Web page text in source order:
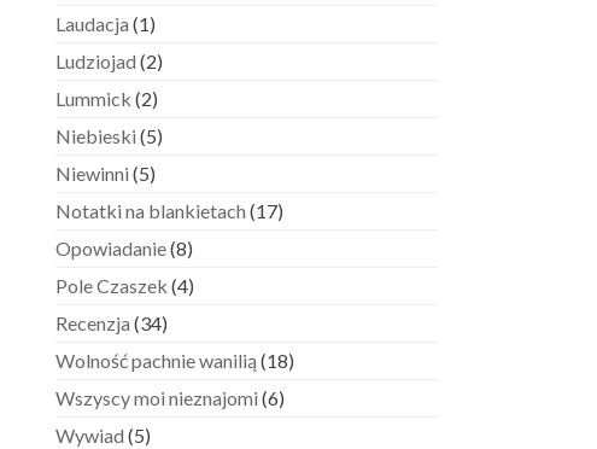
Laudacja (1)
Ludziojad (2)
Lummick (2)
Niebieski (5)
Niewinni (5)
Notatki na blankietach (17)
Opowiadanie(8)
Pole Czaszek (4)
Recenzja (34)
Wolność pachnie wanilią (18)
Wszyscy moi nieznajomi (6)
Wywiad (5)